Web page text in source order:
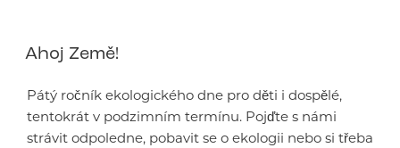
Ahoj Země!
Pátý ročník ekologického dne pro děti i dospělé,
tentokrát v podzimním termínu. Pojďte s námi
strávit odpoledne, pobavit se o ekologii nebo si třeba